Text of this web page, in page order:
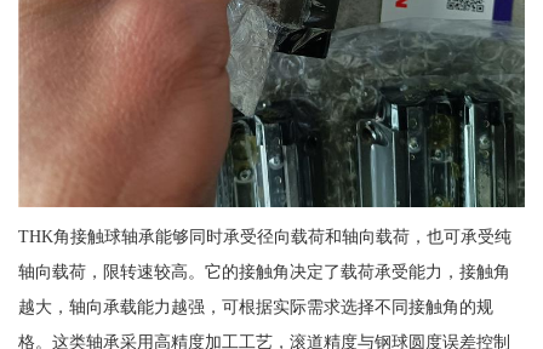
THK角接触球轴承能够同时承受径向载荷和轴向载荷，也可承受纯
轴向载荷，限转速较高。它的接触角决定了载荷承受能力，接触角
越大，轴向承载能力越强，可根据实际需求选择不同接触角的规
格。这类轴承采用高精度加工工艺，滚道精度与钢球圆度误差控制